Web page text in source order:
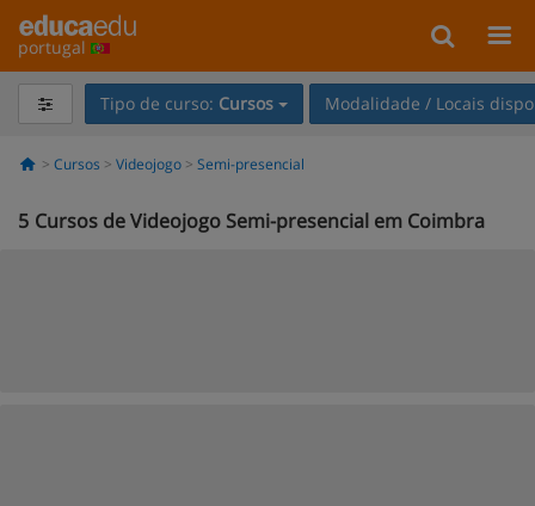
portugal
Tipo de curso: Cursos Modalidade / Locais
Cursos Videojogo Semi-presencial
5 Cursos de Videojogo Semi-presencial em Coimbra